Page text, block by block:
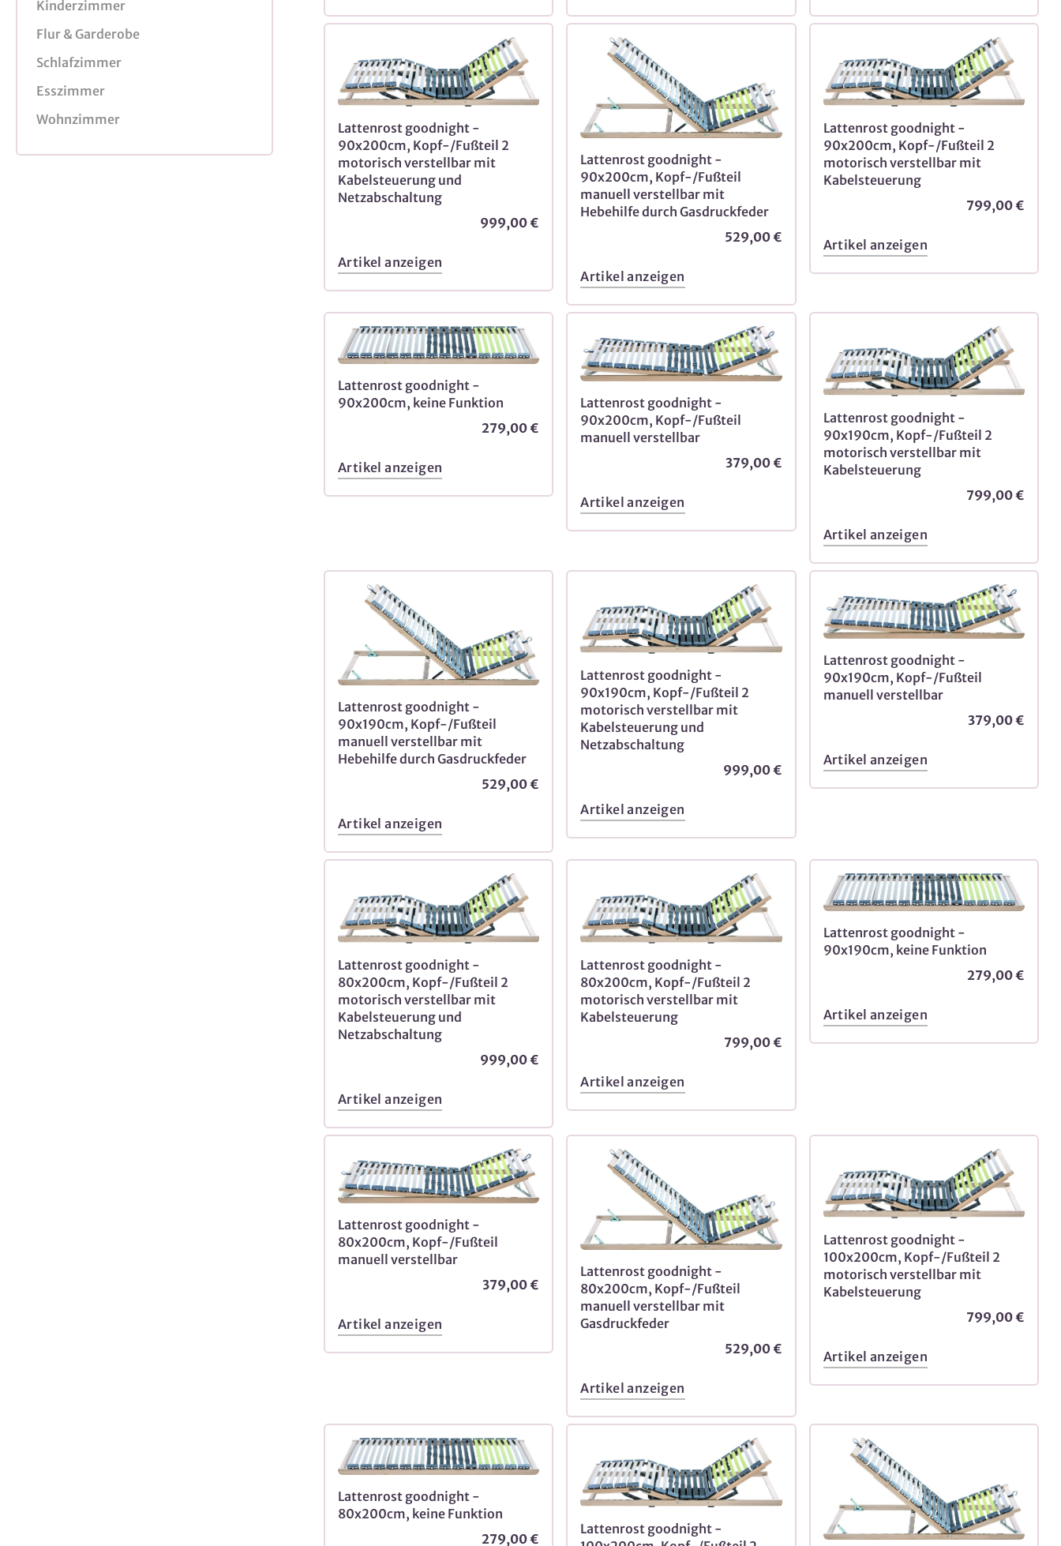
Kinderzimmer
Flur & Garderobe
Schlafzimmer
Esszimmer
Wohnzimmer
Lattenrost goodnight -
90x200cm, Kopf-/Fußteil 2
motorisch verstellbar mit
Kabelsteuerung und
Netzabschaltung
999,00 €
Artikel anzeigen
Lattenrost goodnight -
90x200cm, Kopf-/Fußteil
manuell verstellbar mit
Hebehilfe durch Gasdruckfeder
529,00 €
Artikel anzeigen
Lattenrost goodnight -
90x200cm, Kopf-/Fußteil 2
motorisch verstellbar mit
Kabelsteuerung
799,00 €
Artikel anzeigen
Lattenrost goodnight -
90x200cm, keine Funktion
279,00 €
Artikel anzeigen
Lattenrost goodnight -
90x200cm, Kopf-/Fußteil
manuell verstellbar
379,00 €
Artikel anzeigen
Lattenrost goodnight -
90x190cm, Kopf-/Fußteil 2
motorisch verstellbar mit
Kabelsteuerung
799,00 €
Artikel anzeigen
Lattenrost goodnight -
90x190cm, Kopf-/Fußteil
manuell verstellbar mit
Hebehilfe durch Gasdruckfeder
529,00 €
Artikel anzeigen
Lattenrost goodnight -
90x190cm, Kopf-/Fußteil 2
motorisch verstellbar mit
Kabelsteuerung und
Netzabschaltung
999,00 €
Artikel anzeigen
Lattenrost goodnight -
90x190cm, Kopf-/Fußteil
manuell verstellbar
379,00 €
Artikel anzeigen
Lattenrost goodnight -
80x200cm, Kopf-/Fußteil 2
motorisch verstellbar mit
Kabelsteuerung und
Netzabschaltung
999,00 €
Artikel anzeigen
Lattenrost goodnight -
80x200cm, Kopf-/Fußteil 2
motorisch verstellbar mit
Kabelsteuerung
799,00 €
Artikel anzeigen
Lattenrost goodnight -
90x190cm, keine Funktion
279,00 €
Artikel anzeigen
Lattenrost goodnight -
80x200cm, Kopf-/Fußteil
manuell verstellbar
379,00 €
Artikel anzeigen
Lattenrost goodnight -
80x200cm, Kopf-/Fußteil
manuell verstellbar mit
Gasdruckfeder
529,00 €
Artikel anzeigen
Lattenrost goodnight -
100x200cm, Kopf-/Fußteil 2
motorisch verstellbar mit
Kabelsteuerung
799,00 €
Artikel anzeigen
Lattenrost goodnight -
80x200cm, keine Funktion
279,00 €
Lattenrost goodnight -